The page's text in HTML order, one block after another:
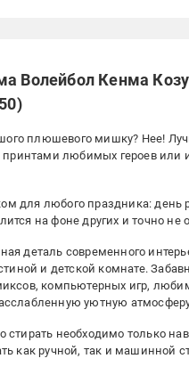
Волейбол Кенма
плюшевого мишку? Нее!
принтами любимых героев или
для любого праздника: день
на фоне других и точно не
деталь современного
и детской комнате.
компьютерных игр,
уютную
необходимо только
как ручной, так и машинной